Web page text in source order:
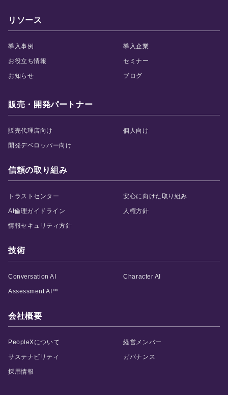
リソース
導入事例 導入企業
お役立ち情報 セミナー
お知らせ ブログ
販売・開発パートナー
販売代理店向け 個人向け
開発デベロッパー向け
信頼の取り組み
トラストセンター 安心に向けた取り組み
AI倫理ガイドライン 人権方針
情報セキュリティ方針
技術
Conversation AI Character AI
Assessment AI™
会社概要
PeopleXについて 経営メンバー
サステナビリティ ガバナンス
採用情報